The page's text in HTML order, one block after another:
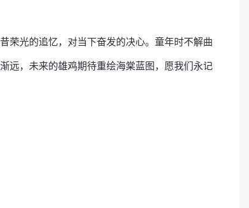
荣光的追忆，对当下奋发的决心。童年时不解曲
远，未来的雄鸡期待重绘海棠蓝图，愿我们永记